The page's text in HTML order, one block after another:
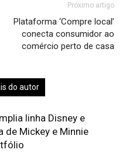
Próximo artigo
Plataforma ‘Compre local’
conecta consumidor ao
comércio perto de casa
do autor
linha Disney e
de Mickey e Minnie